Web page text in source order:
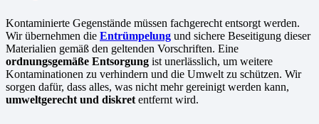
Kontaminierte Gegenstände müssen fachgerecht entsorgt werden.
Wir übernehmen die Entrümpelung und sichere Beseitigung dieser
Materialien gemäß den geltenden Vorschriften. Eine
ordnungsgemäße Entsorgung ist unerlässlich, um weitere
Kontaminationen zu verhindern und die Umwelt zu schützen. Wir
sorgen dafür, dass alles, was nicht mehr gereinigt werden kann,
umweltgerecht und diskret entfernt wird.